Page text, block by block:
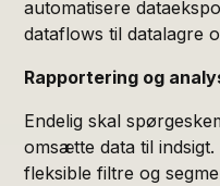
automatisere
dataflows til datalagre
Rapportering og
Endelig skal
omsætte data til
fleksible filtre og